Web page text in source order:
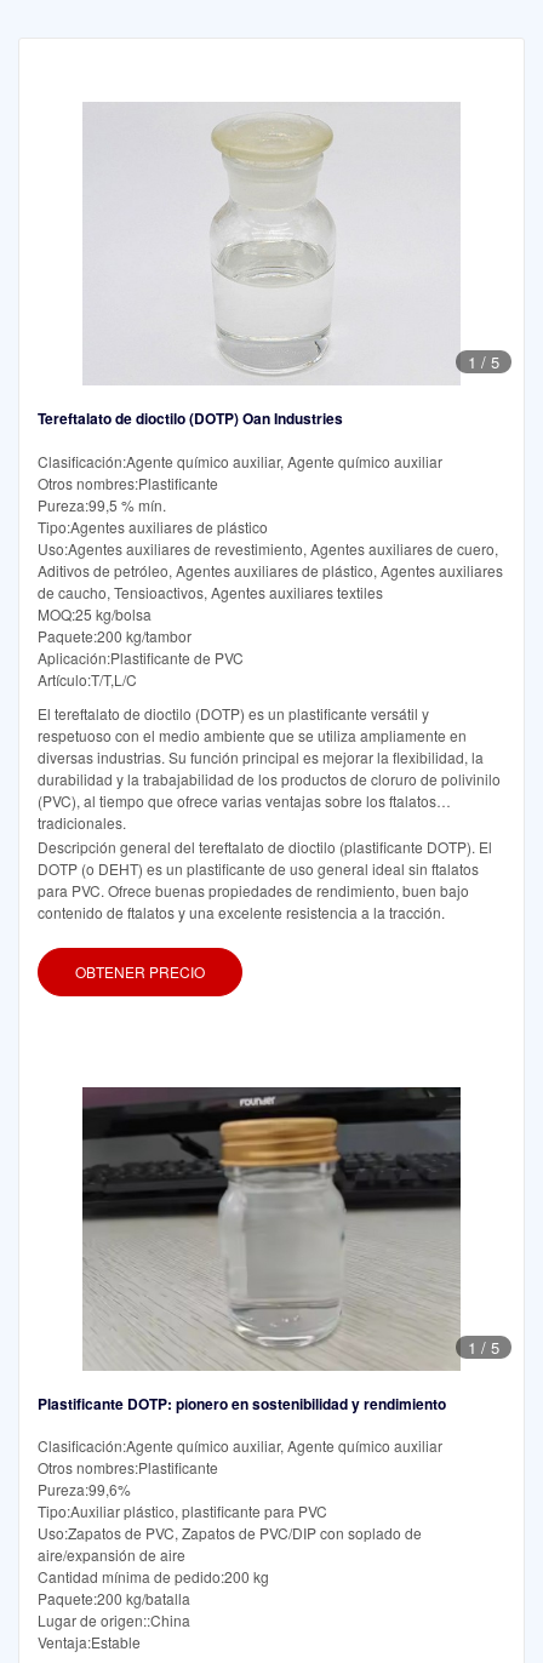
1 / 5
Tereftalato de dioctilo (DOTP) Oan Industries
Clasificación:Agente químico auxiliar, Agente químico auxiliar
Otros nombres:Plastificante
Pureza:99,5 % mín.
Tipo:Agentes auxiliares de plástico
Uso:Agentes auxiliares de revestimiento, Agentes auxiliares de cuero,
Aditivos de petróleo, Agentes auxiliares de plástico, Agentes auxiliares
de caucho, Tensioactivos, Agentes auxiliares textiles
MOQ:25 kg/bolsa
Paquete:200 kg/tambor
Aplicación:Plastificante de PVC
Artículo:T/T,L/C
El tereftalato de dioctilo (DOTP) es un plastificante versátil y
respetuoso con el medio ambiente que se utiliza ampliamente en
diversas industrias. Su función principal es mejorar la flexibilidad, la
durabilidad y la trabajabilidad de los productos de cloruro de polivinilo
(PVC), al tiempo que ofrece varias ventajas sobre los ftalatos
tradicionales.
Descripción general del tereftalato de dioctilo (plastificante DOTP). El
DOTP (o DEHT) es un plastificante de uso general ideal sin ftalatos
para PVC. Ofrece buenas propiedades de rendimiento, buen bajo
contenido de ftalatos y una excelente resistencia a la tracción.
OBTENER PRECIO
1 / 5
Plastificante DOTP: pionero en sostenibilidad y rendimiento
Clasificación:Agente químico auxiliar, Agente químico auxiliar
Otros nombres:Plastificante
Pureza:99,6%
Tipo:Auxiliar plástico, plastificante para PVC
Uso:Zapatos de PVC, Zapatos de PVC/DIP con soplado de
aire/expansión de aire
Cantidad mínima de pedido:200 kg
Paquete:200 kg/batalla
Lugar de origen::China
Ventaja:Estable